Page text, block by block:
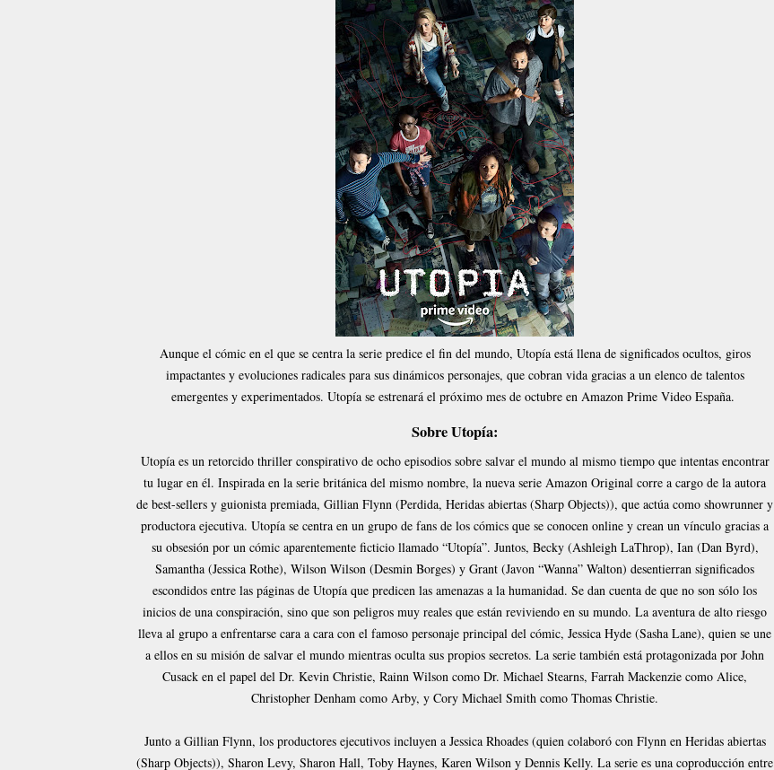
Aunque el cómic en el que se centra la serie predice el fin del mundo, Utopía está llena de significados ocultos, giros
impactantes y evoluciones radicales para sus dinámicos personajes, que cobran vida gracias a un elenco de talentos
emergentes y experimentados. Utopía se estrenará el próximo mes de octubre en Amazon Prime Video España.
Sobre Utopía:
Utopía es un retorcido thriller conspirativo de ocho episodios sobre salvar el mundo al mismo tiempo que intentas encontrar
tu lugar en él. Inspirada en la serie británica del mismo nombre, la nueva serie Amazon Original corre a cargo de la autora
de best-sellers y guionista premiada, Gillian Flynn (Perdida, Heridas abiertas (Sharp Objects)), que actúa como showrunner y
productora ejecutiva. Utopía se centra en un grupo de fans de los cómics que se conocen online y crean un vínculo gracias a
su obsesión por un cómic aparentemente ficticio llamado “Utopía”. Juntos, Becky (Ashleigh LaThrop), Ian (Dan Byrd),
Samantha (Jessica Rothe), Wilson Wilson (Desmin Borges) y Grant (Javon “Wanna” Walton) desentierran significados
escondidos entre las páginas de Utopía que predicen las amenazas a la humanidad. Se dan cuenta de que no son sólo los
inicios de una conspiración, sino que son peligros muy reales que están reviviendo en su mundo. La aventura de alto riesgo
lleva al grupo a enfrentarse cara a cara con el famoso personaje principal del cómic, Jessica Hyde (Sasha Lane), quien se une
a ellos en su misión de salvar el mundo mientras oculta sus propios secretos. La serie también está protagonizada por John
Cusack en el papel del Dr. Kevin Christie, Rainn Wilson como Dr. Michael Stearns, Farrah Mackenzie como Alice,
Christopher Denham como Arby, y Cory Michael Smith como Thomas Christie.
Junto a Gillian Flynn, los productores ejecutivos incluyen a Jessica Rhoades (quien colaboró con Flynn en Heridas abiertas
(Sharp Objects)), Sharon Levy, Sharon Hall, Toby Haynes, Karen Wilson y Dennis Kelly. La serie es una coproducción entre